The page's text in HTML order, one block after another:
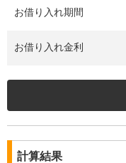
お借り入れ期間
お借り入れ金利
計算結果